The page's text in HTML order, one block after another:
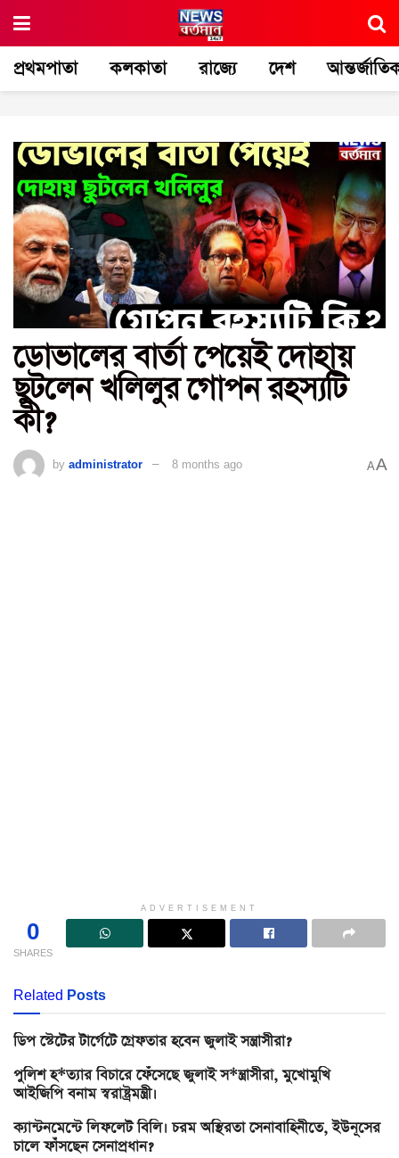
প্রথমপাতা কলকাতা রাজ্যে দেশ
ডোভালের বার্তা পেয়েই দোহায়
ছুটলেন খলিলুর গোপন রহস্যটি
কী?
by administrator 8 months ago AA
ADVERTISEMENT
0
SHARES
Related Posts
ডিপ স্টেটের টার্গেটে গ্রেফতার হবেন জুলাই সন্ত্রাসীরা?
পুলিশ হ*ত্যার বিচারে ফেঁসেছে জুলাই স*ন্ত্রাসীরা, মুখোমুখি
আইজিপি বনাম স্বরাষ্ট্রমন্ত্রী।
ক্যান্টনমেন্টে লিফলেট বিলি। চরম অস্থিরতা সেনাবাহিনীতে, ইউনূসের
চালে ফাঁসছেন সেনাপ্রধান?